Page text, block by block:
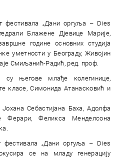
фестивала „Дани оргуља – Dies
Блажене Д‌јевице Марије,
године основних студија
уметности у Београду, Живојин
Смиљанић-Радић, ред. проф.
су његове млађе колегинице,
класе, Симонида Атанасковић и
Себастијана Баха, Адолфа
Ферари, Феликса Менделсона
фестивала „Дани оргуља – Dies
се на младу генерацију